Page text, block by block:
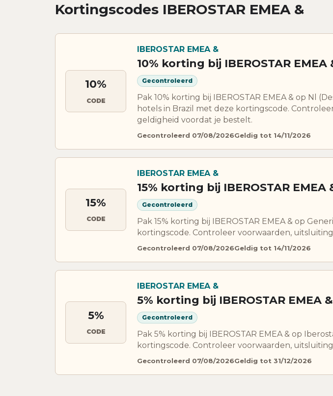
Kortingscodes IBEROSTAR EMEA &
10%
CODE
IBEROSTAR EMEA &
10% korting bij IBEROSTAR EMEA
Gecontroleerd
Pak 10% korting bij IBEROSTAR EMEA & op Nl
hotels in Brazil met deze kortingscode.
geldigheid voordat je bestelt.
Gecontroleerd 07/08/2026Geldig tot 14/11/2026
15%
CODE
IBEROSTAR EMEA &
15% korting bij IBEROSTAR EMEA
Gecontroleerd
Pak 15% korting bij IBEROSTAR EMEA & op
kortingscode. Controleer voorwaarden,
Gecontroleerd 07/08/2026Geldig tot 14/11/2026
5%
CODE
IBEROSTAR EMEA &
5% korting bij IBEROSTAR EMEA &
Gecontroleerd
Pak 5% korting bij IBEROSTAR EMEA & op
kortingscode. Controleer voorwaarden,
Gecontroleerd 07/08/2026Geldig tot 31/12/2026